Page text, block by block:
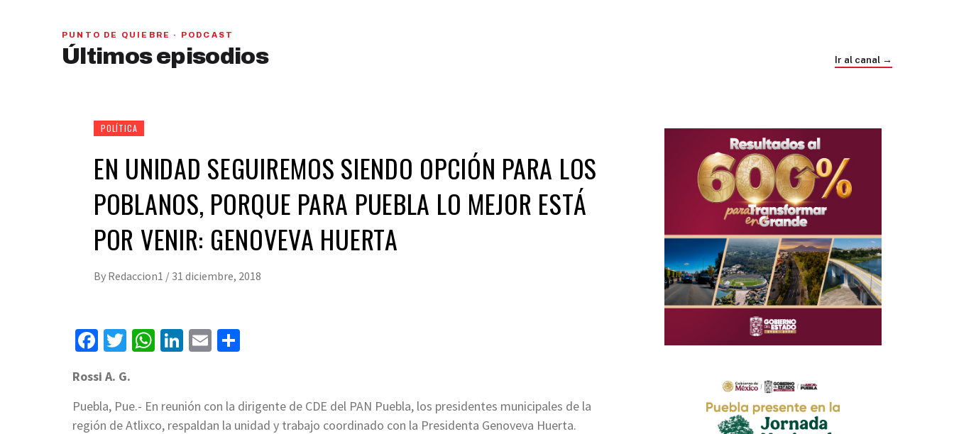
PUNTO DE QUIEBRE · PODCAST
Últimos episodios Ir al canal →
PAN y MC se beneficiarían con una alianza,
señaló Gerardo Leal
POLÍTICA
EN UNIDAD SEGUIREMOS SIENDO OPCIÓN PARA LOS
POBLANOS, PORQUE PARA PUEBLA LO MEJOR ESTÁ
POR VENIR: GENOVEVA HUERTA
By Redaccion1 / 31 diciembre, 2018
Facebook
Twitter
WhatsApp
LinkedIn
Email
Rossi A. G.
Puebla, Pue.- En reunión con la dirigente de CDE del PAN Puebla, los presidentes municipales de la
región de Atlixco, respaldan la unidad y trabajo coordinado con la Presidenta Genoveva Huerta.